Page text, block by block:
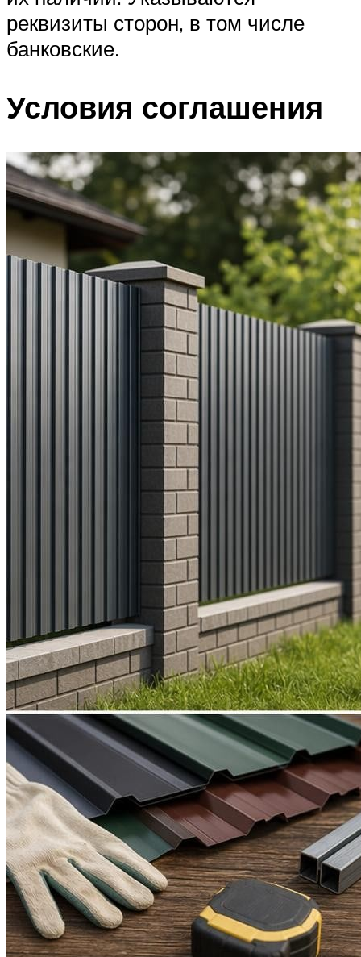
реквизиты сторон, в том числе
банковские.
Условия соглашения